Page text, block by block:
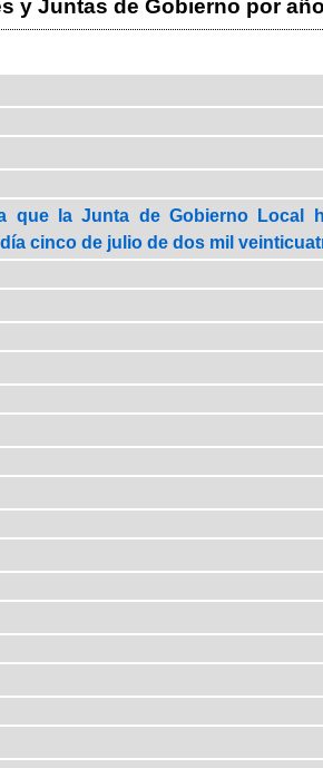
y Juntas de Gobierno por
que la Junta de Gobierno Local
cinco de julio de dos mil